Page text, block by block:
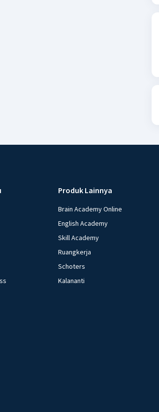
Produk Lainnya
Brain Academy Online
English Academy
Skill Academy
Ruangkerja
Schoters
Kalananti